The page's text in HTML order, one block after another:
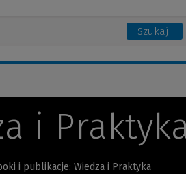
Szukaj
i
i publikacje: Wiedza i Praktyka